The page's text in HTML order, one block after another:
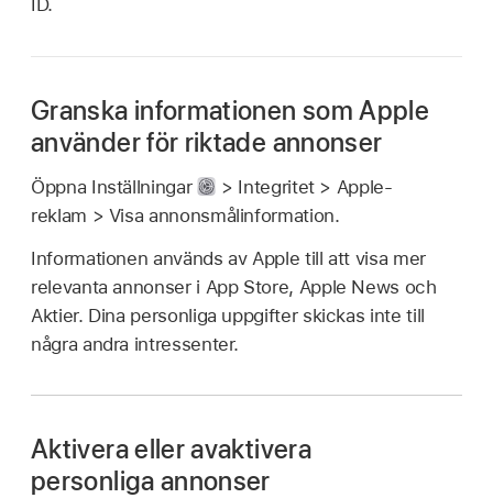
ID.
Granska informationen som Apple
använder för riktade annonser
Öppna Inställningar
> Integritet > Apple-
reklam > Visa annonsmålinformation.
Informationen används av Apple till att visa mer
relevanta annonser i App Store, Apple News och
Aktier. Dina personliga uppgifter skickas inte till
några andra intressenter.
Aktivera eller avaktivera
personliga annonser